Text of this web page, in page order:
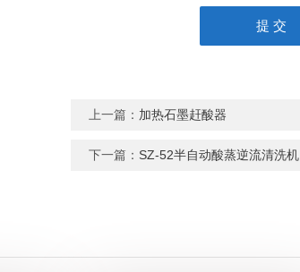
上一篇： 加热石墨赶酸器
下一篇： SZ-52半自动酸蒸逆流清洗机